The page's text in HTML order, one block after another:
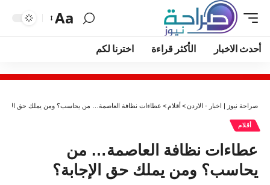
Aa
أحدث الاخبار الأكثر قراءة اخترنا لكم
صراحة نيوز | اخبار - الاردن>أقلام > عطاءات نظافة العاصمة… من يحاسب؟ ومن يملك حق
أقلام
عطاءات نظافة العاصمة… من
يحاسب؟ ومن يملك حق الإجابة؟